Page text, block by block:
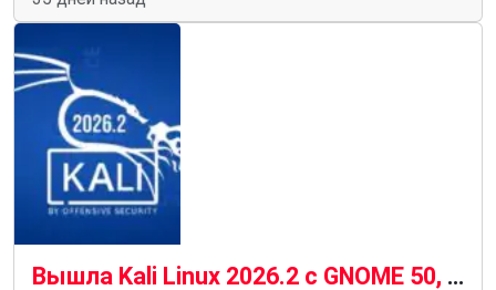
Вышла Kali Linux 2026.2 с GNOME 50, KDE Plasma 6.6 и ядром 6.19